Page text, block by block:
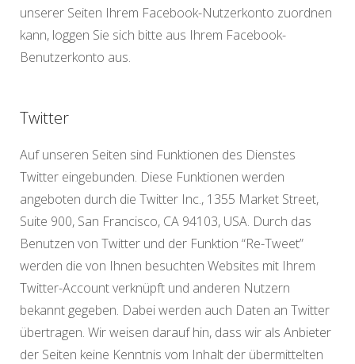
unserer Seiten Ihrem Facebook-Nutzerkonto zuordnen
kann, loggen Sie sich bitte aus Ihrem Facebook-
Benutzerkonto aus.
Twitter
Auf unseren Seiten sind Funktionen des Dienstes
Twitter eingebunden. Diese Funktionen werden
angeboten durch die Twitter Inc., 1355 Market Street,
Suite 900, San Francisco, CA 94103, USA. Durch das
Benutzen von Twitter und der Funktion “Re-Tweet”
werden die von Ihnen besuchten Websites mit Ihrem
Twitter-Account verknüpft und anderen Nutzern
bekannt gegeben. Dabei werden auch Daten an Twitter
übertragen. Wir weisen darauf hin, dass wir als Anbieter
der Seiten keine Kenntnis vom Inhalt der übermittelten